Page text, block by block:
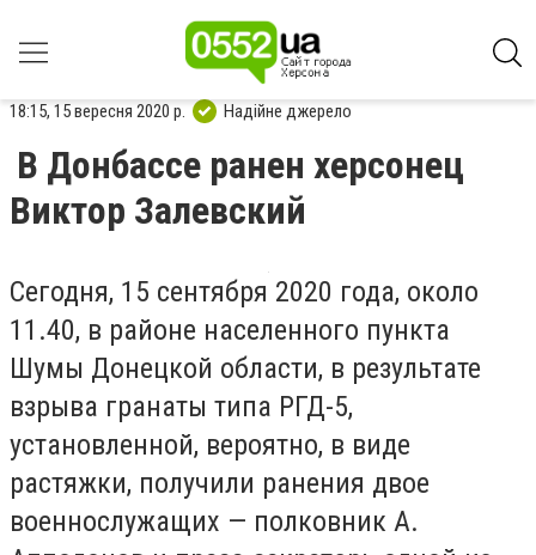
18:15, 15 вересня 2020 р. Надійне джерело
В Донбассе ранен херсонец
Виктор Залевский
Сегодня, 15 сентября 2020 года, около
11.40, в районе населенного пункта
Шумы Донецкой области, в результате
взрыва гранаты типа РГД-5,
установленной, вероятно, в виде
растяжки, получили ранения двое
военнослужащих — полковник А.